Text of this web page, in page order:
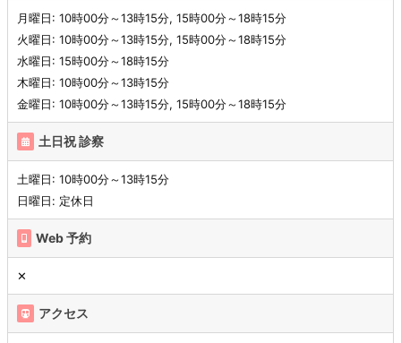
月曜日: 10時00分～13時15分, 15時00分～18時15分
火曜日: 10時00分～13時15分, 15時00分～18時15分
水曜日: 15時00分～18時15分
木曜日: 10時00分～13時15分
金曜日: 10時00分～13時15分, 15時00分～18時15分
土日祝 診察
土曜日: 10時00分～13時15分
日曜日: 定休日
Web 予約
✕
アクセス